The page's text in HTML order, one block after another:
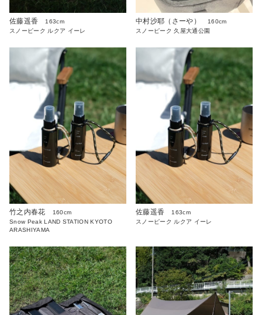
佐藤遥香
163cm
スノーピーク ルクア イーレ
中村沙耶（さーや）
160cm
スノーピーク 久屋大通公園
竹之内春花
160cm
Snow Peak LAND STATION KYOTO
ARASHIYAMA
佐藤遥香
163cm
スノーピーク ルクア イーレ